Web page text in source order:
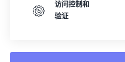
访问控制和
验证